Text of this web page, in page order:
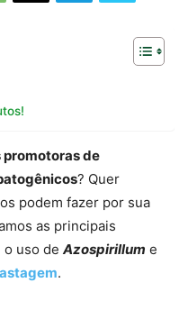
de
? Quer
podem fazer por sua
as principais
uso de Azospirillum e
.